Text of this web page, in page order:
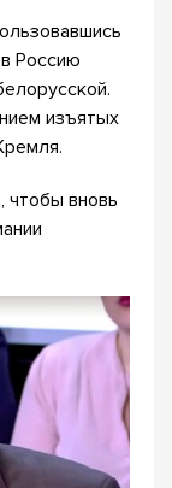
Россию
изъятых
чтобы вновь